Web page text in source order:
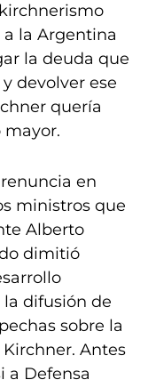
la Argentina
la deuda que
devolver ese
quería
mayor.
en
ministros que
Alberto
dimitió
difusión de
sobre la
Antes
a Defensa